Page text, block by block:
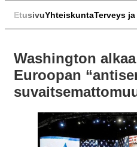
EtusivuYhteiskuntaTerveys
Washington
Euroopan